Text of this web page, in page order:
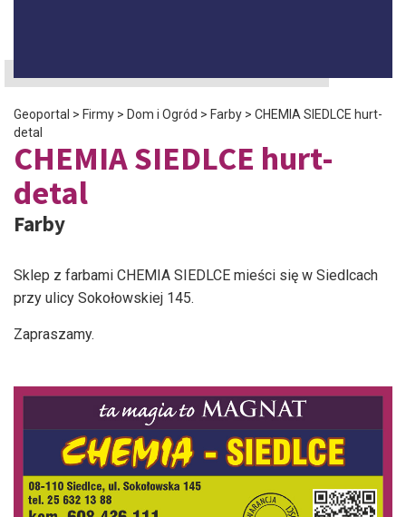
Geoportal > Firmy > Dom i Ogród > Farby > CHEMIA SIEDLCE hurt-
detal
CHEMIA SIEDLCE hurt-
detal
Farby
Sklep z farbami CHEMIA SIEDLCE mieści się w Siedlcach
przy ulicy Sokołowskiej 145.
Zapraszamy.